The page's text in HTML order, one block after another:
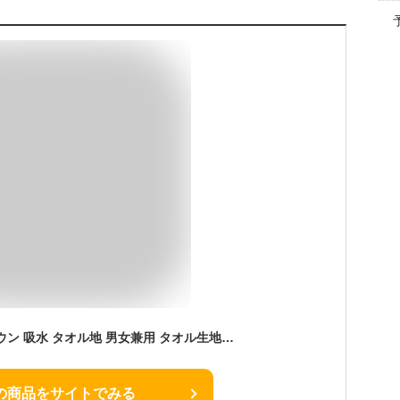
綿100 バスローブ ガウン 吸水 タオル地 男女兼用 タオル生地 部屋着 ペア レディース メンズ ママ バスタオル 無地 柔らか ソフト ホテル仕様 母の日 父の日 プレゼント ギフト プレゼント コットン お洒落 贈り物 綿100% 綿 オーガニックコットン おしゃれ 春 夏 秋 冬
商品をサイトでみる